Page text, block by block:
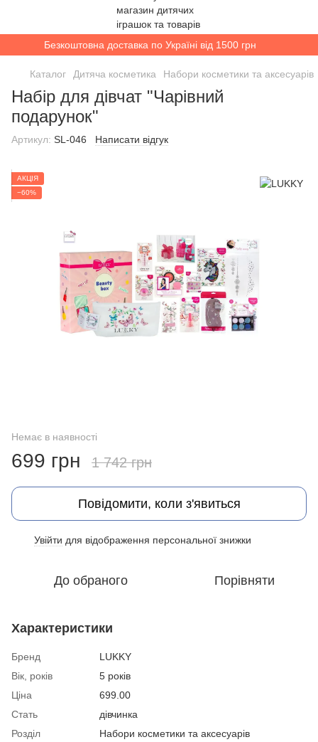
Безкоштовна доставка по Україні від 1500 грн
Каталог Дитяча косметика Набори косметики та аксесуарів
Набір для дівчат "Чарівний
подарунок"
Артикул: SL-046 Написати відгук
АКЦІЯ
−60%
Немає в наявності
699 грн 1 742 грн
Повідомити, коли з'явиться
Увійти для відображення персональної знижки
До обраного Порівняти
Характеристики
Бренд
LUKKY
Вік, років
5 років
Ціна
699.00
Стать
дівчинка
Розділ
Набори косметики та аксесуарів